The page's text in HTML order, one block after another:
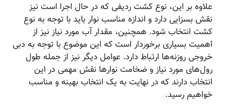
علاوه بر این، نوع کشت ردیفی که در حال اجرا است نیز
نقش بسزایی دارد و اندازه مناسب نوار باید با توجه به نوع
کشت انتخاب شود. همچنین، مقدار آب مورد نیاز نیز از
اهمیت بسیاری برخوردار است که این موضوع با توجه به دبی
خروجی روزنه‌ها ارتباط دارد. عوامل دیگر نیز از جمله طول
رول‌های مورد نیاز و ضخامت نوارها نقش مهمی در این
انتخاب دارند که در نهایت به یک انتخاب بهینه و مناسب
خواهیم رسید.